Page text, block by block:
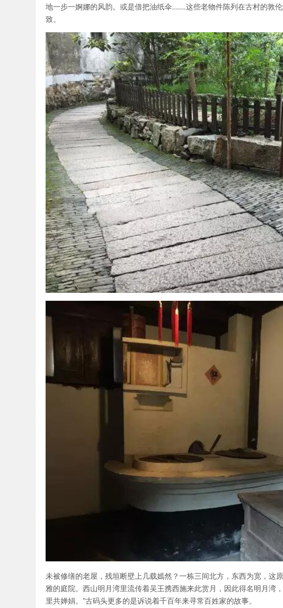
地一步一婀娜的风韵。或是借把油纸伞.......这些老物件陈列在古村的敦
致。
未被修缮的老屋，残垣断壁上几载嫣然？一栋三间北方，东西为宽，这
雅的庭院。西山明月湾里流传着吴王携西施来此赏月，因此得名明月湾
里共婵娟。”古码头更多的是诉说着千百年来寻常百姓家的故事。